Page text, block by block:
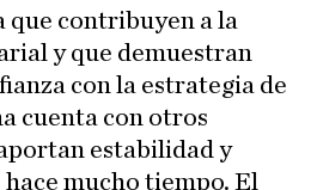
que contribuyen a la
y que demuestran
con la estrategia de
cuenta con otros
estabilidad y
mucho tiempo. El